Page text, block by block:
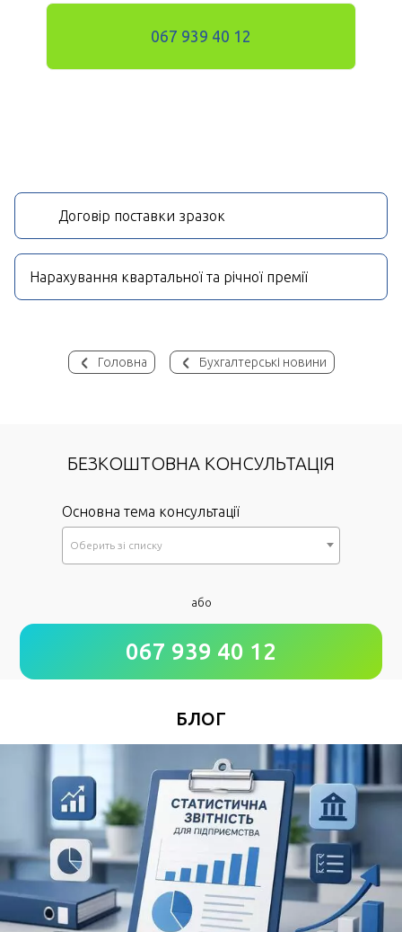
Головна Бухгалтерські новини
067 939 40 12
Договір поставки зразок
Нарахування квартальної та річної премії
БЕЗКОШТОВНА КОНСУЛЬТАЦІЯ
Основна тема консультації
Оберить зi списку
Як до Вас звертатися?
Зручний час для дзвінка
або
067 939 40 12
БЛОГ